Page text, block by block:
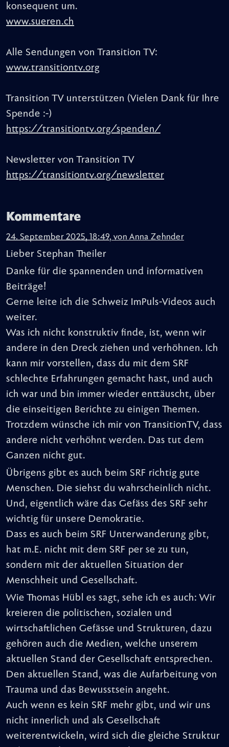
konsequent um.
www.sueren.ch
Alle Sendungen von Transition TV:
www.transitiontv.org
Transition TV unterstützen (Vielen Dank für Ihre
Spende :-)
https://transitiontv.org/spenden/
Newsletter von Transition TV
https://transitiontv.org/newsletter
Kommentare
24. September 2025, 18:49, von Anna Zehnder
Lieber Stephan Theiler
Danke für die spannenden und informativen
Beiträge!
Gerne leite ich die Schweiz ImPuls-Videos auch
weiter.
Was ich nicht konstruktiv finde, ist, wenn wir
andere in den Dreck ziehen und verhöhnen. Ich
kann mir vorstellen, dass du mit dem SRF
schlechte Erfahrungen gemacht hast, und auch
ich war und bin immer wieder enttäuscht, über
die einseitigen Berichte zu einigen Themen.
Trotzdem wünsche ich mir von TransitionTV, dass
andere nicht verhöhnt werden. Das tut dem
Ganzen nicht gut.
Übrigens gibt es auch beim SRF richtig gute
Menschen. Die siehst du wahrscheinlich nicht.
Und, eigentlich wäre das Gefäss des SRF sehr
wichtig für unsere Demokratie.
Dass es auch beim SRF Unterwanderung gibt,
hat m.E. nicht mit dem SRF per se zu tun,
sondern mit der aktuellen Situation der
Menschheit und Gesellschaft.
Wie Thomas Hübl es sagt, sehe ich es auch: Wir
kreieren die politischen, sozialen und
wirtschaftlichen Gefässe und Strukturen, dazu
gehören auch die Medien, welche unserem
aktuellen Stand der Gesellschaft entsprechen.
Den aktuellen Stand, was die Aufarbeitung von
Trauma und das Bewusstsein angeht.
Auch wenn es kein SRF mehr gibt, und wir uns
nicht innerlich und als Gesellschaft
weiterentwickeln, wird sich die gleiche Struktur